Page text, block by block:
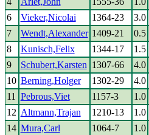
6
Vieker,Nicolai 1364-23 3.0
7
Wendt,Alexander 1409-21 0.5
8
Kunisch,Felix 1344-17 1.5
9
Schubert,Karsten 1307-66 4.0
10 Berning,Holger 1302-29 4.0
11
Pebrous,Viet 1157-3 1.0
12 Altmann,Trajan 1210-13 1.0
14 Mura,Carl 1064-7 1.0